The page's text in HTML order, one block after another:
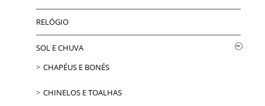
RELÓGIO
SOL E CHUVA
CHAPÉUS E BONÉS
CHINELOS E TOALHAS